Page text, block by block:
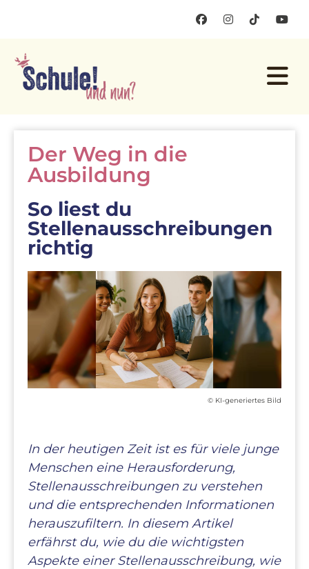
Der Weg in die
Ausbildung
So liest du
Stellenausschreibungen
richtig
© KI-generiertes Bild
In der heutigen Zeit ist es für viele junge
Menschen eine Herausforderung,
Stellenausschreibungen zu verstehen
und die entsprechenden Informationen
herauszufiltern. In diesem Artikel
erfährst du, wie du die wichtigsten
Aspekte einer Stellenausschreibung, wie